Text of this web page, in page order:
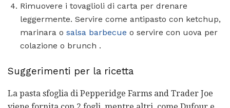
Rimuovere i tovaglioli di carta per drenare
leggermente. Servire come antipasto con ketchup,
marinara o salsa barbecue o servire con uova per
colazione o brunch .
Suggerimenti per la ricetta
La pasta sfoglia di Pepperidge Farms and Trader Joe